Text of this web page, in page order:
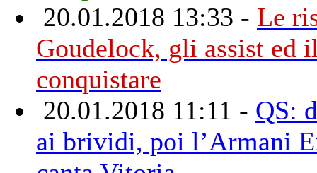
20.01.2018 13:33 - Le
Goudelock, gli assist ed
conquistare
20.01.2018 11:11 - QS:
ai brividi, poi l’Armani